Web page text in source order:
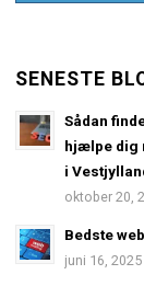
SENESTE
Sådan
hjælpe dig
i
oktober 20,
Bedste
juni 16,